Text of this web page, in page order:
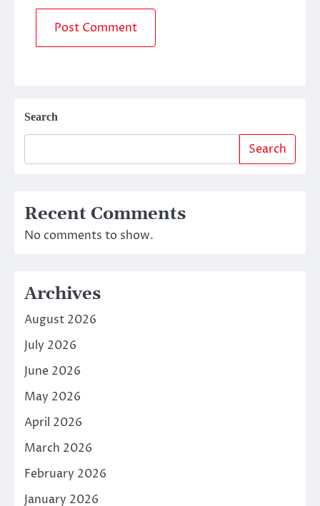
Search
Search
Recent Comments
No comments to show.
Archives
August 2026
July 2026
June 2026
May 2026
April 2026
March 2026
February 2026
January 2026